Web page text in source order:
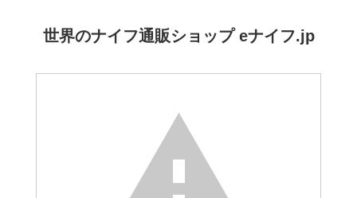
世界のナイフ通販ショップ eナイフ.jp